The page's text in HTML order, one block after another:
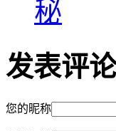
秘
发表评论
您的昵称